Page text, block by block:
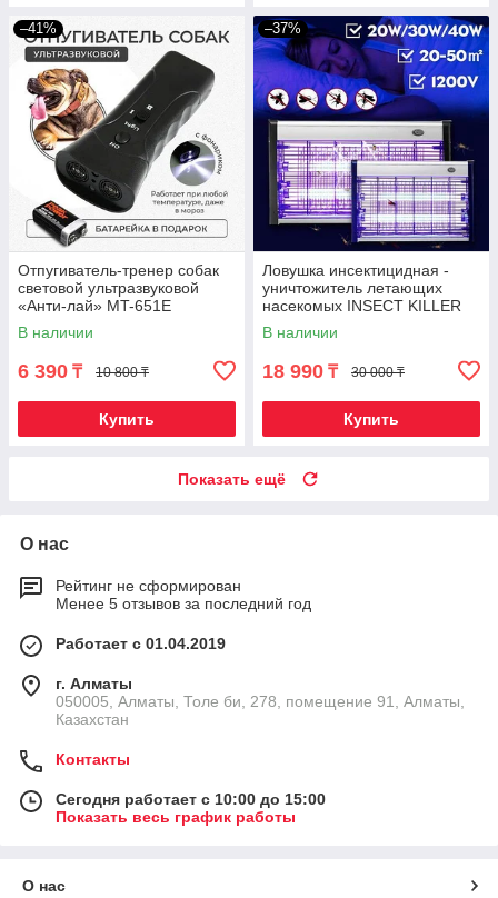
–41%
Отпугиватель-тренер собак
световой ультразвуковой
«Анти-лай» MT-651E
В наличии
6 390 ₸ 10 800 ₸
Купить
–37%
Ловушка инсектицидная -
уничтожитель летающих
насекомых INSECT KILLER
Compact с UV-лампами
(40W)
В наличии
18 990 ₸ 30 000 ₸
Купить
Показать ещё
О нас
Рейтинг не сформирован
Менее 5 отзывов за последний год
Работает с 01.04.2019
г. Алматы
050005, Алматы, Толе би, 278, помещение 91, Алматы,
Казахстан
Контакты
Сегодня работает с 10:00 до 15:00
Показать весь график работы
О нас